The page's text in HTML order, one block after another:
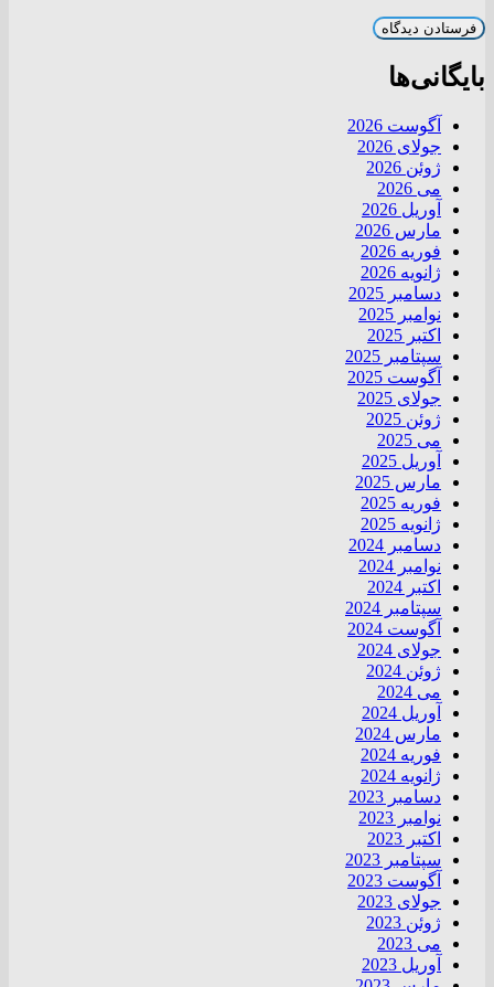
بایگانی‌ها
آگوست 2026
جولای 2026
ژوئن 2026
می 2026
آوریل 2026
مارس 2026
فوریه 2026
ژانویه 2026
دسامبر 2025
نوامبر 2025
اکتبر 2025
سپتامبر 2025
آگوست 2025
جولای 2025
ژوئن 2025
می 2025
آوریل 2025
مارس 2025
فوریه 2025
ژانویه 2025
دسامبر 2024
نوامبر 2024
اکتبر 2024
سپتامبر 2024
آگوست 2024
جولای 2024
ژوئن 2024
می 2024
آوریل 2024
مارس 2024
فوریه 2024
ژانویه 2024
دسامبر 2023
نوامبر 2023
اکتبر 2023
سپتامبر 2023
آگوست 2023
جولای 2023
ژوئن 2023
می 2023
آوریل 2023